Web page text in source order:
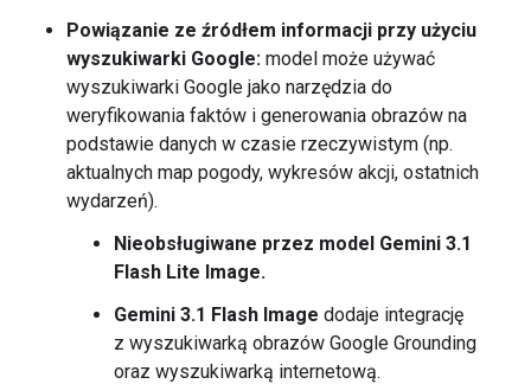
Powiązanie ze źródłem informacji przy użyciu
wyszukiwarki Google: model może używać
wyszukiwarki Google jako narzędzia do
weryfikowania faktów i generowania obrazów na
podstawie danych w czasie rzeczywistym (np.
aktualnych map pogody, wykresów akcji, ostatnich
wydarzeń).
Nieobsługiwane przez model Gemini 3.1
Flash Lite Image.
Gemini 3.1 Flash Image dodaje integrację
z wyszukiwarką obrazów Google Grounding
oraz wyszukiwarką internetową.